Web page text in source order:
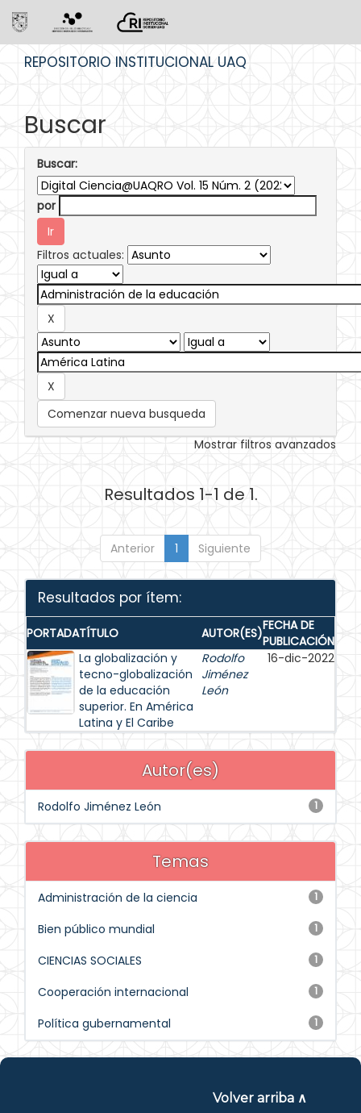
REPOSITORIO INSTITUCIONAL UAQ
Buscar
Buscar:
por
Filtros actuales:
Comenzar nueva busqueda
Mostrar filtros avanzados
Resultados 1-1 de 1.
Anterior 1 Siguiente
Resultados por ítem:
PORTADATÍTULO AUTOR(ES)FECHA DE
PUBLICACIÓN
La globalización y
tecno-globalización
de la educación
superior. En América
Latina y El Caribe
Rodolfo
Jiménez
León
16-dic-2022
Autor(es)
1
Rodolfo Jiménez León
Temas
1
Administración de la ciencia
1
Bien público mundial
1
CIENCIAS SOCIALES
1
Cooperación internacional
1
Política gubernamental
Volver arriba ∧